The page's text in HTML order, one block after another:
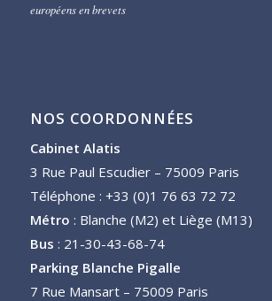
européens en brevets
NOS COORDONNÉES
Cabinet Alatis
3 Rue Paul Escudier – 75009 Paris
Téléphone : +33 (0)1 76 63 72 72
Métro : Blanche (M2) et Liège (M13)
Bus : 21-30-43-68-74
Parking Blanche Pigalle
7 Rue Mansart – 75009 Paris